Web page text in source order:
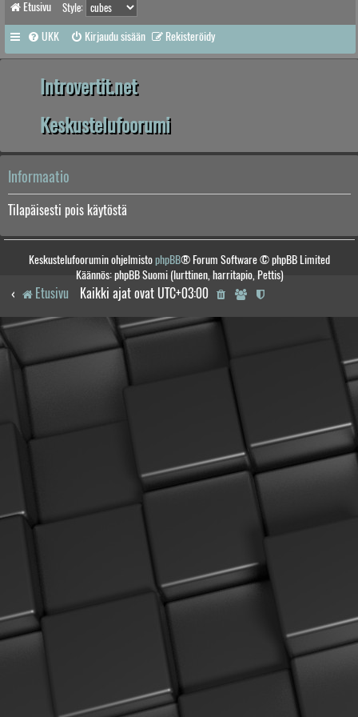
Etusivu Style:
UKK Kirjaudu sisään Rekisteröidy
Introvertit.net
Keskustelufoorumi
Informaatio
Tilapäisesti pois käytöstä
Keskustelufoorumin ohjelmistophpBB® Forum Software © phpBB Limited
Käännös: phpBB Suomi (lurttinen, harritapio, Pettis)
Etusivu Kaikki ajat ovat UTC+03:00